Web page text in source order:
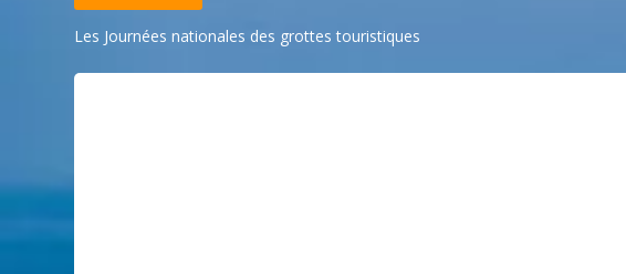
Les Journées nationales des grottes touristiques